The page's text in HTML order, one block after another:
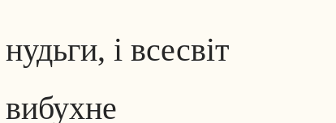
і всесвіт